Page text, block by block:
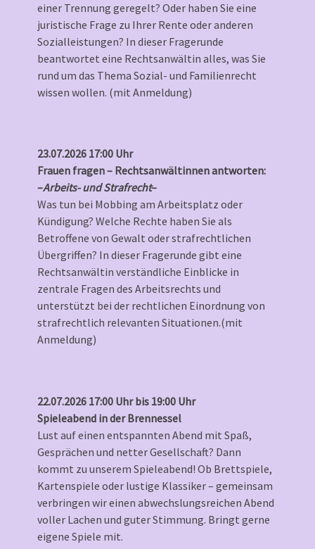
einer Trennung geregelt? Oder haben Sie eine
juristische Frage zu Ihrer Rente oder anderen
Sozialleistungen? In dieser Fragerunde
beantwortet eine Rechtsanwältin alles, was Sie
rund um das Thema Sozial- und Familienrecht
wissen wollen. (mit Anmeldung)
23.07.2026 17:00 Uhr
Frauen fragen – Rechtsanwältinnen antworten:
–Arbeits- und Strafrecht–
Was tun bei Mobbing am Arbeitsplatz oder
Kündigung? Welche Rechte haben Sie als
Betroffene von Gewalt oder strafrechtlichen
Übergriffen? In dieser Fragerunde gibt eine
Rechtsanwältin verständliche Einblicke in
zentrale Fragen des Arbeitsrechts und
unterstützt bei der rechtlichen Einordnung von
strafrechtlich relevanten Situationen.(mit
Anmeldung)
22.07.2026 17:00 Uhr bis 19:00 Uhr
Spieleabend in der Brennessel
Lust auf einen entspannten Abend mit Spaß,
Gesprächen und netter Gesellschaft? Dann
kommt zu unserem Spieleabend! Ob Brettspiele,
Kartenspiele oder lustige Klassiker – gemeinsam
verbringen wir einen abwechslungsreichen Abend
voller Lachen und guter Stimmung. Bringt gerne
eigene Spiele mit.